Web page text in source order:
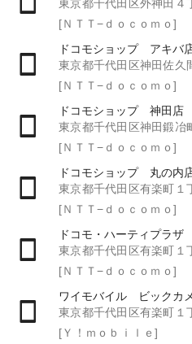
東京都千代田区外神田４
[ＮＴＴ−ｄｏｃｏｍｏ]
ドコモショップ アキバ
東京都千代田区神田佐久
[ＮＴＴ−ｄｏｃｏｍｏ]
ドコモショップ 神田店
東京都千代田区神田鍛冶
[ＮＴＴ−ｄｏｃｏｍｏ]
ドコモショップ 丸の内
東京都千代田区有楽町１
[ＮＴＴ−ｄｏｃｏｍｏ]
ドコモ・ハーティプラ
東京都千代田区有楽町１
[ＮＴＴ−ｄｏｃｏｍｏ]
ワイモバイル ビックカ
東京都千代田区有楽町１
[Ｙ！ｍｏｂｉｌｅ]